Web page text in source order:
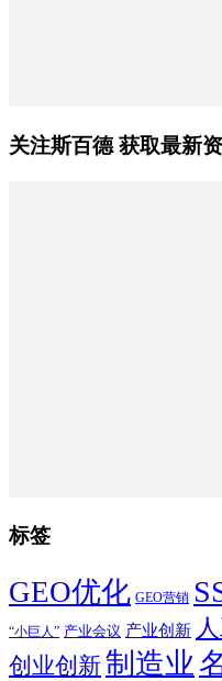
关注斯百德 获取最新
标签
GEO优化 GEO营销
“小巨人” 产业会议 产业创新
创业创新制造业